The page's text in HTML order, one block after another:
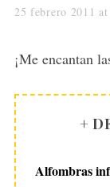
a
s
25 febrero 2011 at
¡Me encantan
+
Alfombras